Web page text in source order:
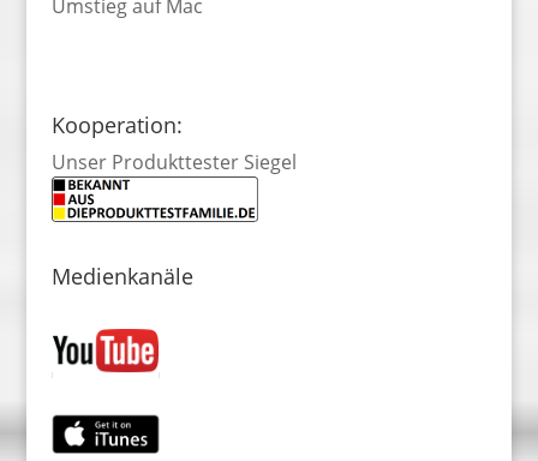
Umstieg auf Mac
Kooperation:
Unser Produkttester Siegel
Medienkanäle